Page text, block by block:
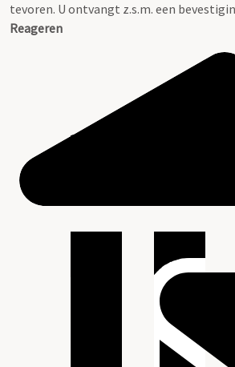
tevoren. U ontvangt z.s.m. een
Reageren